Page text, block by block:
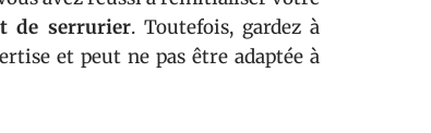
de serrurier. Toutefois, gardez à
et peut ne pas être adaptée à